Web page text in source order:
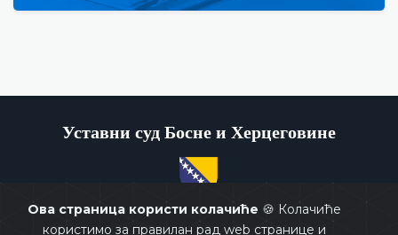
Ова страница користи колачиће 🍪 Колачиће
користимо за правилан рад web странице и
Уставни суд Босне и Херцеговине
Copyrights @ 2026 Уставни суд БиХ